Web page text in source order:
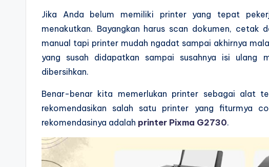
Jika Anda belum memiliki printer yang tepat
menakutkan. Bayangkan harus scan dokumen,
manual tapi printer mudah ngadat sampai akhirnya
yang susah didapatkan sampai susahnya isi ulang
dibersihkan.
Benar-benar kita memerlukan printer sebagai alat
rekomendasikan salah satu printer yang fiturmya
rekomendasinya adalah printer Pixma G2730.